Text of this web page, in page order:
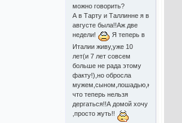
можно говорить?
А в Тарту и Таллинне я в
августе была!!Аж две
недели!
Я теперь в
Италии живу,уже 10
лет(и 7 лет совсем
больше не рада этому
факту!),но обросла
что теперь нельзя
дергаться!!А домой хочу
,просто жуть!!